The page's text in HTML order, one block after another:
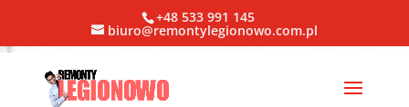
+48 533 991 145
biuro@remontylegionowo.com.pl